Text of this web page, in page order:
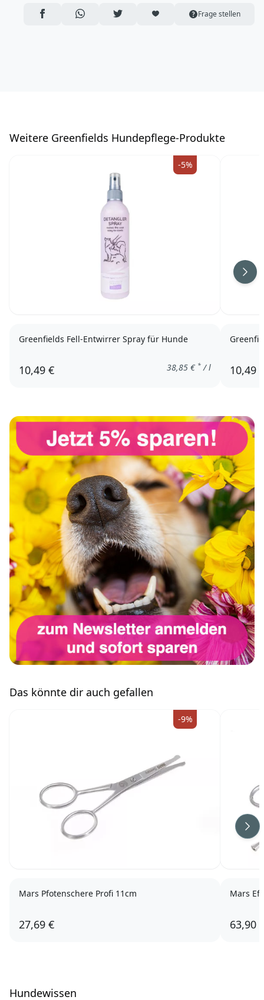
3044 BC, Rotterdam
Niederlande
AUF FACEBOOK TEILEN
ÜBER WHATSAPP TEILEN
AUF TWITTER TEILENARTIKEL AUF DIE MERKLISTE
Frage stellen
Weitere Greenfields Hundepflege-Produkte
-5%
Greenfields Fell-Entwirrer Spray für Hunde
10,49 € 38,85 € * / l 10,49
Das könnte dir auch gefallen
-9%
Mars Pfotenschere Profi 11cm
27,69 €
Mars
63,90
Hundewissen